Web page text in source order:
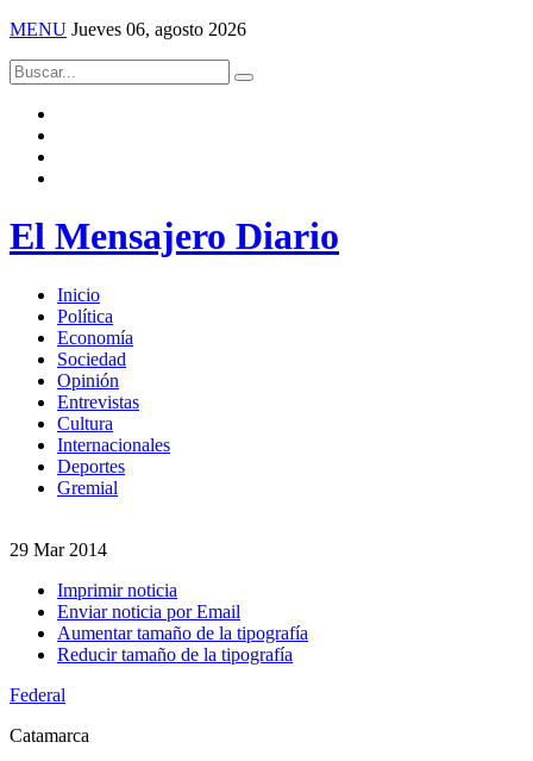
MENU Jueves 06, agosto 2026
El Mensajero Diario
Inicio
Política
Economía
Sociedad
Opinión
Entrevistas
Cultura
Internacionales
Deportes
Gremial
29 Mar 2014
Imprimir noticia
Enviar noticia por Email
Aumentar tamaño de la tipografía
Reducir tamaño de la tipografía
Federal
Catamarca